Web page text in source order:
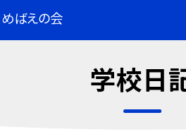
めばえの会
学校日